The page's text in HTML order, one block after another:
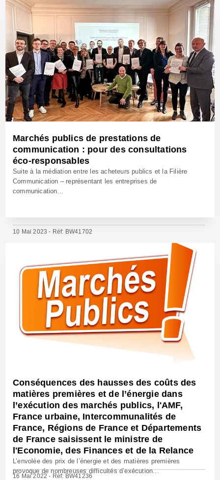
Marchés publics de prestations de
communication : pour des consultations
éco-responsables
Suite à la médiation entre les acheteurs publics et la Filière
Communication – représentant les entreprises de
communication...
10 Mai 2023 - Réf: BW41702
Conséquences des hausses des coûts des
matières premières et de l’énergie dans
l’exécution des marchés publics, l'AMF,
France urbaine, Intercommunalités de
France, Régions de France et Départements
de France saisissent le ministre de
l'Economie, des Finances et de la Relance
L’envolée des prix de l’énergie et des matières premières
provoque de nombreuses difficultés d’exécution...
16 Mai 2022 - Réf: BW41236